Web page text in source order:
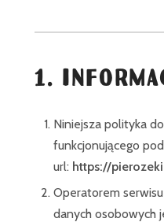
1.
Niniejsza polityka
funkcjonującego
url: https://
Operatorem
danych osobowych